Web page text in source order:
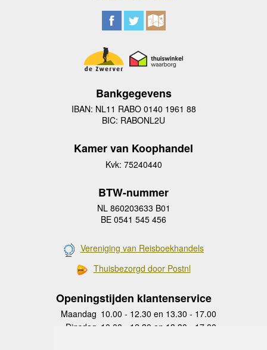
Bankgegevens
IBAN: NL11 RABO 0140 1961 88
BIC: RABONL2U
Kamer van Koophandel
Kvk: 75240440
BTW-nummer
NL 860203633 B01
BE 0541 545 456
Vereniging van Reisboekhandels
Thuisbezorgd door Postnl
Openingstijden klantenservice
Maandag 10.00 - 12.30 en 13.30 - 17.00
Dinsdag 10.00 - 12.30 en 13.30 - 17.00